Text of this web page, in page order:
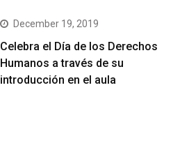
December 19, 2019
Celebra el Día de los Derechos
Humanos a través de su
introducción en el aula